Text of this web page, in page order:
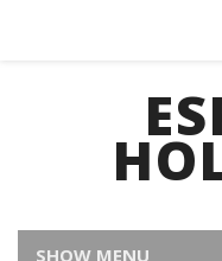
SHOW MENU